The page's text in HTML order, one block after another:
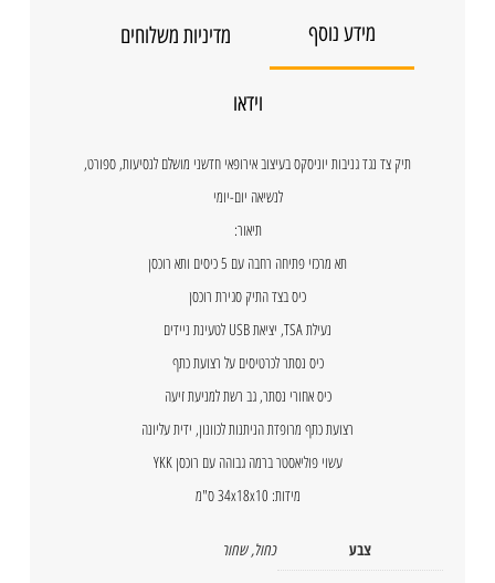
מידע נוסף מדיניות משלוחים
וידאו
תיק צד נגד גניבות יוניסקס בעיצוב אירופאי חדשני מושלם לנסיעות, ספורט,
לנשיאה יום-יומי
תיאור:
תא מרכזי פתיחה רחבה עם 5 כיסים ותא רוכסן
כיס בצד התיק סגירת רוכסן
נעילת TSA, יציאת USB לטעינת ניידים
כיס נסתר לכרטיסים על רצועת כתף
כיס אחורי נסתר, גב רשת למניעת זיעה
רצועת כתף מרופדת הניתנות לכוונון, ידית עליונה
עשוי פוליאסטר ברמה גבוהה עם רוכסן YKK
מידות: 34x18x10 ס"מ
צבע כחול,שחור